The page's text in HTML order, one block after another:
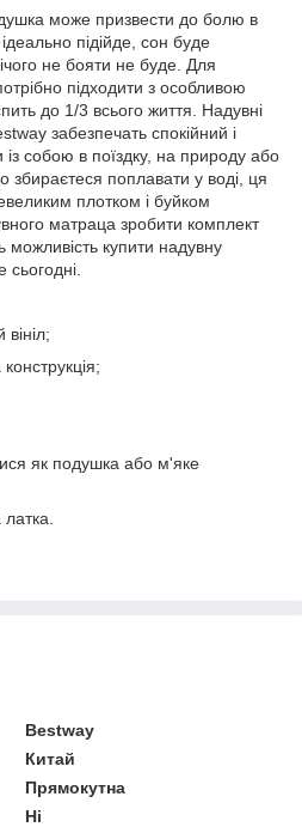
може призвести до болю в
підійде, сон буде
не бояти не буде. Для
підходити з особливою
до 1/3 всього життя. Надувні
забезпечать спокійний і
собою в поїздку, на природу або
поплавати у воді, ця
плотком і буйком
матраца зробити комплект
можливість купити надувну
як подушка або м'яке
Bestway
Китай
Прямокутна
Ні